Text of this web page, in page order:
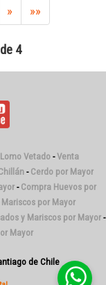
» »»
4
Vetado-Venta
- Cerdo por Mayor
- Compra Huevos por
por Mayor
y Mariscos por Mayor-
Mayor
de Chile